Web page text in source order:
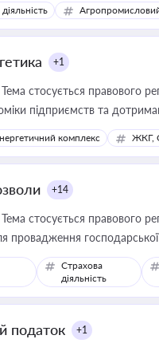
+1
Тема стосується правового
підприємств та
комплекс ЖКГ,
+14
Тема стосується правового
провадження господарської
Страхова
діяльність
податок +1